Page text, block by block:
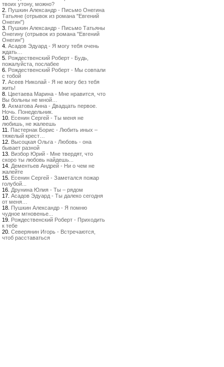
твоих утону, можно?
2. Пушкин Александр - Письмо Онегина
Татьяне (отрывок из романа "Евгений
Онегин")
3. Пушкин Александр - Письмо Татьяны
Онегину (отрывок из романа "Евгений
Онегин")
4. Асадов Эдуард - Я могу тебя очень
ждать…
5. Рождественский Роберт - Будь,
пожалуйста, послабее
6. Рождественский Роберт - Мы совпали
с тобой
7. Асеев Николай - Я не могу без тебя
жить!
8. Цветаева Марина - Мне нравится, что
Вы больны не мной…
9. Ахматова Анна - Двадцать первое.
Ночь. Понедельник.
10. Есенин Сергей - Ты меня не
любишь, не жалеешь
11. Пастернак Борис - Любить иных –
тяжелый крест…
12. Высоцкая Ольга - Любовь - она
бывает разной
13. Визбор Юрий - Мне твердят, что
скоро ты любовь найдешь...
14. Дементьев Андрей - Ни о чем не
жалейте
15. Есенин Сергей - Заметался пожар
голубой...
16. Друнина Юлия - Ты – рядом
17. Асадов Эдуард - Ты далеко сегодня
от меня…
18. Пушкин Александр - Я помню
чудное мгновенье...
19. Рождественский Роберт - Приходить
к тебе
20. Северянин Игорь - Встречаются,
чтоб расставаться